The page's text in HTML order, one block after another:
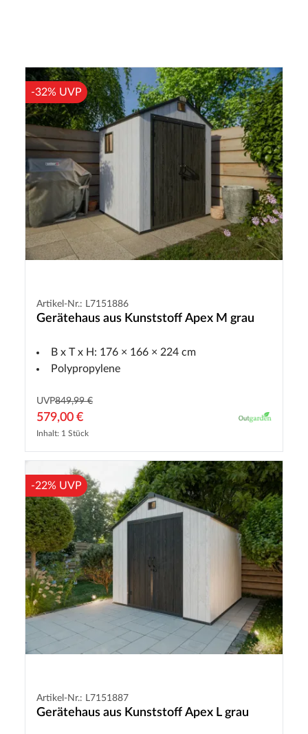
-32% UVP
Artikel-Nr.: L7151886
Gerätehaus aus Kunststoff Apex M grau
B x T x H: 176 × 166 × 224 cm
Polypropylene
UVP849,99 €
579,00 €
Inhalt: 1 Stück
-22% UVP
Artikel-Nr.: L7151887
Gerätehaus aus Kunststoff Apex L grau